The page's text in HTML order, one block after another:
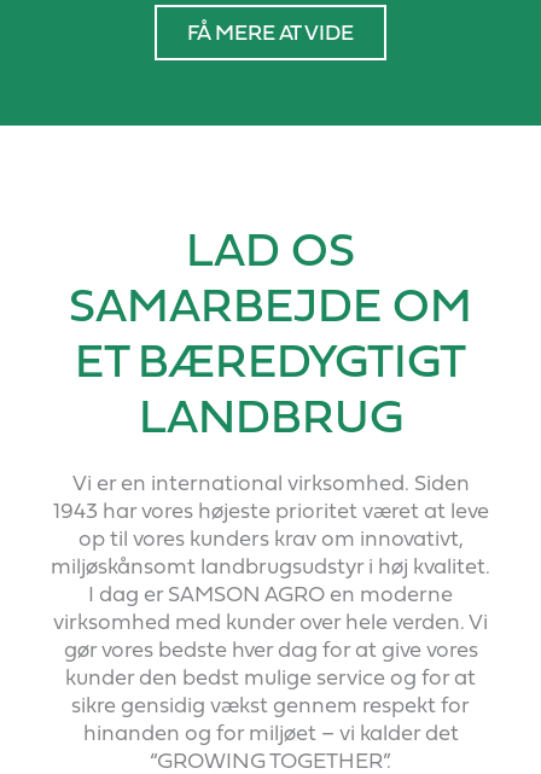
FÅ MERE AT VIDE
LAD OS
SAMARBEJDE OM
ET BÆREDYGTIGT
LANDBRUG
Vi er en international virksomhed. Siden
1943 har vores højeste prioritet været at leve
op til vores kunders krav om innovativt,
miljøskånsomt landbrugsudstyr i høj kvalitet.
I dag er SAMSON AGRO en moderne
virksomhed med kunder over hele verden. Vi
gør vores bedste hver dag for at give vores
kunder den bedst mulige service og for at
sikre gensidig vækst gennem respekt for
hinanden og for miljøet – vi kalder det
“GROWING TOGETHER”.